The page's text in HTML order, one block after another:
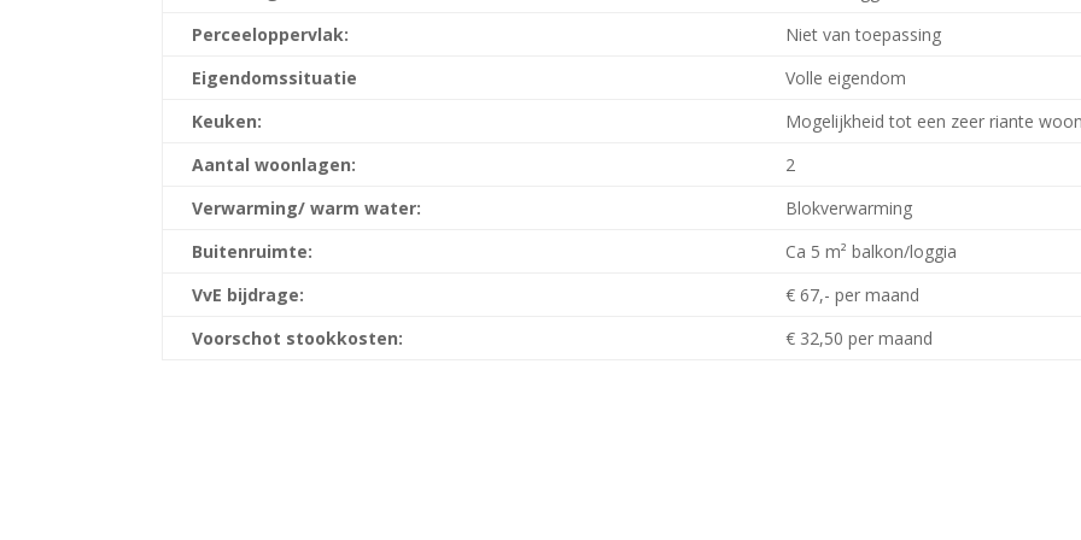
Perceeloppervlak:
Niet van toepassing
Eigendomssituatie
Volle eigendom
Keuken:
Mogelijkheid tot een zeer riante
Aantal woonlagen:
2
Verwarming/ warm water:
Blokverwarming
Buitenruimte:
Ca 5 m² balkon/loggia
VvE bijdrage:
€ 67,- per maand
Voorschot stookkosten:
€ 32,50 per maand